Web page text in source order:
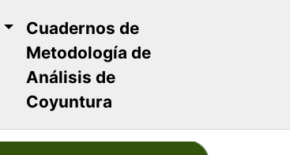
Cuadernos de
Metodología de
Análisis de
Coyuntura